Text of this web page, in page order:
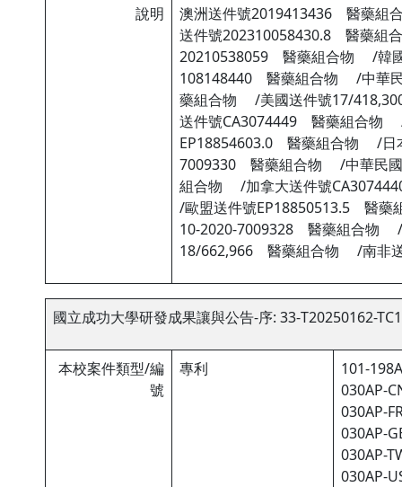
說明
澳洲送件號2019413436 醫藥
送件號202310058430.8 醫藥
20210538059 醫藥組合物 /韓
108148440 醫藥組合物 /中華
藥組合物 /美國送件號17/
送件號CA3074449 醫藥組合物
EP18854603.0 醫藥組合物 /日
7009330 醫藥組合物 /中華民
組合物 /加拿大送件號
/歐盟送件號EP18850513.5 醫
10-2020-7009328 醫藥組合物
18/662,966 醫藥組合物 /南非
國立成功大學研發成果讓與公告-序: 33-T20250162-TC1
本校案件類型/編
號
專利
101-
030AP-
030AP-
030AP-
030AP-
030AP-